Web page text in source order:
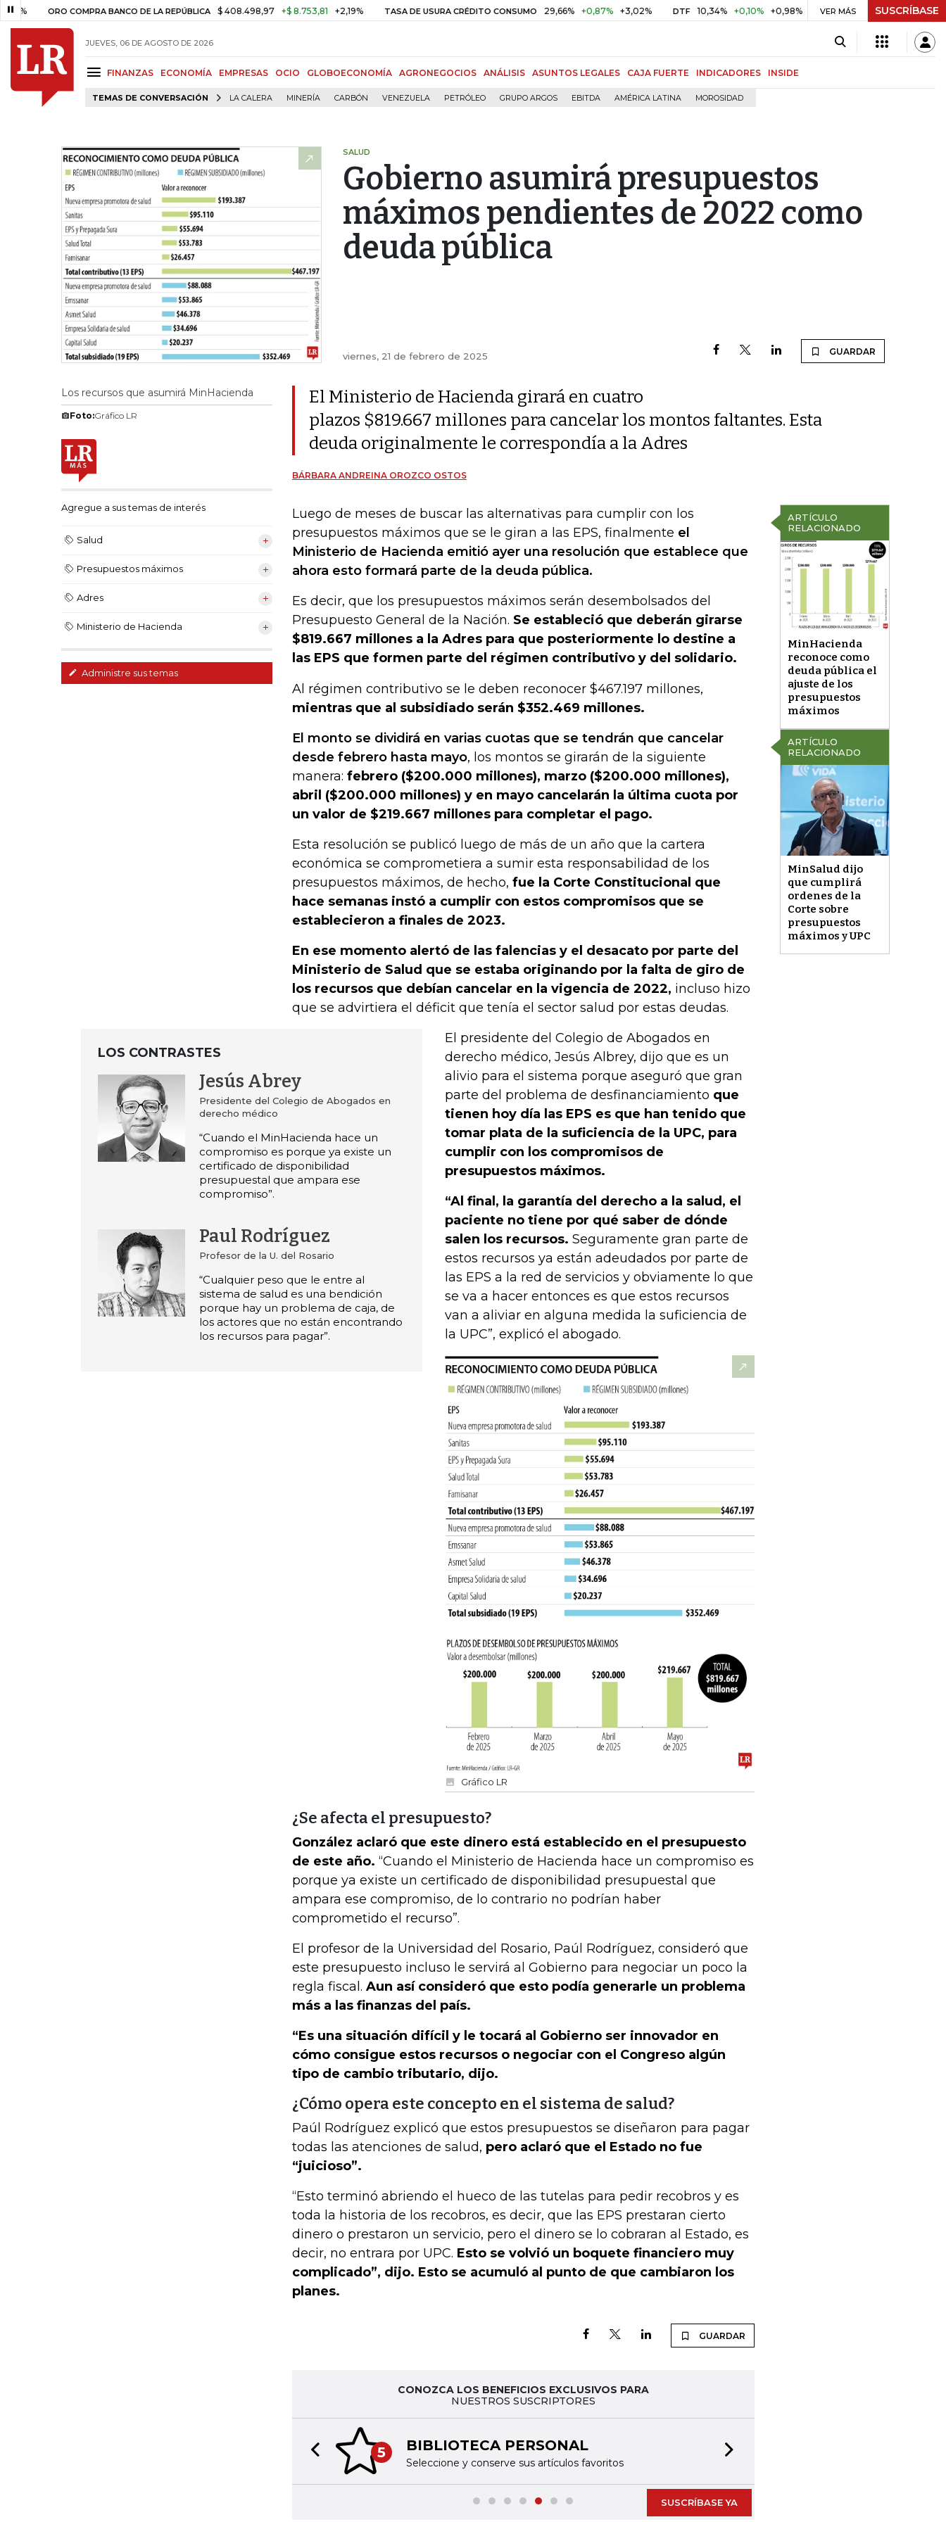
ORO COMPRA BANCO DE LA REPÚBLICA $ 408.498,97 +$ 8.753,81 +2,19% TASA DE USURA CRÉDITO CONSUMO 29,66% +0,87% +3,02% DTF 10,34% +0,10% +0,98% UVR $ 416,91 +$ 0,05 +0,01%
VER MÁS SUSCRÍBASE
JUEVES, 06 DE AGOSTO DE 2026
FINANZAS ECONOMÍA EMPRESAS OCIO GLOBOECONOMÍA AGRONEGOCIOS ANÁLISIS ASUNTOS LEGALES CAJA FUERTE INDICADORES INSIDE
TEMAS DE CONVERSACIÓN LA CALERA MINERÍA CARBÓN VENEZUELA PETRÓLEO GRUPO ARGOS EBITDA AMÉRICA LATINA MOROSIDAD
SALUD
Gobierno asumirá presupuestos
máximos pendientes de 2022 como
deuda pública
viernes, 21 de febrero de 2025 GUARDAR
Los recursos que asumirá MinHacienda
Foto:Gráfico LR
Agregue a sus temas de interés
Salud
Presupuestos máximos
Adres
Ministerio de Hacienda
Administre sus temas
El Ministerio de Hacienda girará en cuatro
plazos $819.667 millones para cancelar los montos faltantes. Esta
deuda originalmente le correspondía a la Adres
BÁRBARA ANDREINA OROZCO OSTOS
ARTÍCULO
RELACIONADO
MinHacienda
reconoce como
deuda pública el
ajuste de los
presupuestos
máximos
Luego de meses de buscar las alternativas para cumplir con los
presupuestos máximos que se le giran a las EPS, finalmente el
Ministerio de Hacienda emitió ayer una resolución que establece que
ahora esto formará parte de la deuda pública.
Es decir, que los presupuestos máximos serán desembolsados del
Presupuesto General de la Nación. Se estableció que deberán girarse
$819.667 millones a la Adres para que posteriormente lo destine a
las EPS que formen parte del régimen contributivo y del solidario.
Al régimen contributivo se le deben reconocer $467.197 millones,
mientras que al subsidiado serán $352.469 millones.
ARTÍCULO
RELACIONADO
MinSalud dijo
que cumplirá
ordenes de la
Corte sobre
presupuestos
máximos y UPC
El monto se dividirá en varias cuotas que se tendrán que cancelar
desde febrero hasta mayo, los montos se girarán de la siguiente
manera: febrero ($200.000 millones), marzo ($200.000 millones),
abril ($200.000 millones) y en mayo cancelarán la última cuota por
un valor de $219.667 millones para completar el pago.
Esta resolución se publicó luego de más de un año que la cartera
económica se comprometiera a sumir esta responsabilidad de los
presupuestos máximos, de hecho, fue la Corte Constitucional que
hace semanas instó a cumplir con estos compromisos que se
establecieron a finales de 2023.
En ese momento alertó de las falencias y el desacato por parte del
Ministerio de Salud que se estaba originando por la falta de giro de
los recursos que debían cancelar en la vigencia de 2022, incluso hizo
que se advirtiera el déficit que tenía el sector salud por estas deudas.
LOS CONTRASTES
Jesús Abrey
Presidente del Colegio de Abogados en
derecho médico
“Cuando el MinHacienda hace un
compromiso es porque ya existe un
certificado de disponibilidad
presupuestal que ampara ese
compromiso”.
Paul Rodríguez
Profesor de la U. del Rosario
“Cualquier peso que le entre al
sistema de salud es una bendición
porque hay un problema de caja, de
los actores que no están encontrando
los recursos para pagar”.
El presidente del Colegio de Abogados en
derecho médico, Jesús Albrey, dijo que es un
alivio para el sistema porque aseguró que gran
parte del problema de desfinanciamiento que
tienen hoy día las EPS es que han tenido que
tomar plata de la suficiencia de la UPC, para
cumplir con los compromisos de
presupuestos máximos.
“Al final, la garantía del derecho a la salud, el
paciente no tiene por qué saber de dónde
salen los recursos. Seguramente gran parte de
estos recursos ya están adeudados por parte de
las EPS a la red de servicios y obviamente lo que
se va a hacer entonces es que estos recursos
van a aliviar en alguna medida la suficiencia de
la UPC”, explicó el abogado.
Gráfico LR
¿Se afecta el presupuesto?
González aclaró que este dinero está establecido en el presupuesto
de este año. “Cuando el Ministerio de Hacienda hace un compromiso es
porque ya existe un certificado de disponibilidad presupuestal que
ampara ese compromiso, de lo contrario no podrían haber
comprometido el recurso”.
El profesor de la Universidad del Rosario, Paúl Rodríguez, consideró que
este presupuesto incluso le servirá al Gobierno para negociar un poco la
regla fiscal. Aun así consideró que esto podía generarle un problema
más a las finanzas del país.
“Es una situación difícil y le tocará al Gobierno ser innovador en
cómo consigue estos recursos o negociar con el Congreso algún
tipo de cambio tributario, dijo.
¿Cómo opera este concepto en el sistema de salud?
Paúl Rodríguez explicó que estos presupuestos se diseñaron para pagar
todas las atenciones de salud, pero aclaró que el Estado no fue
“juicioso”.
“Esto terminó abriendo el hueco de las tutelas para pedir recobros y es
toda la historia de los recobros, es decir, que las EPS prestaran cierto
dinero o prestaron un servicio, pero el dinero se lo cobraran al Estado, es
decir, no entrara por UPC. Esto se volvió un boquete financiero muy
complicado”, dijo. Esto se acumuló al punto de que cambiaron los
planes.
GUARDAR
CONOZCA LOS BENEFICIOS EXCLUSIVOS PARA
NUESTROS SUSCRIPTORES
5 BIBLIOTECA PERSONAL
Seleccione y conserve sus artículos favoritos
Previous slide
SUSCRÍBASE YA